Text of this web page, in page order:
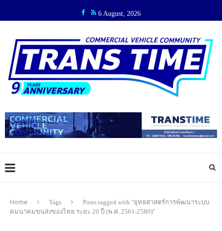
6 August, 2026
Home Tags
Posts tagged with "ยุทธศาสตร์การพัฒนาระบบ
คมนาคมขนส่งของไทย ระยะ 20 ปี (พ.ศ. 2561-2580)"